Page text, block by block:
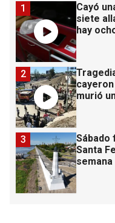
Cayó
siete
hay
1
murió
2
Sábado
Santa
semana
3